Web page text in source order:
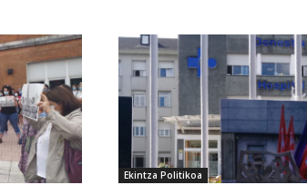
Ekintza Politikoa